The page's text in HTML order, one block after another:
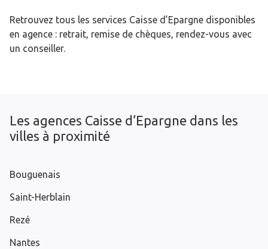
Retrouvez tous les services Caisse d’Epargne disponibles
en agence : retrait, remise de chèques, rendez-vous avec
un conseiller.
Les agences Caisse d’Epargne dans les
villes à proximité
Bouguenais
Saint-Herblain
Rezé
Nantes